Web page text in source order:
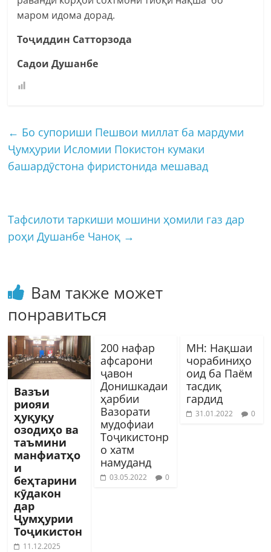
маром идома дорад.
Тоҷиддин Сатторзода
Садои Душанбе
← Бо супориши Пешвои миллат ба мардуми
Ҷумҳурии Исломии Покистон кумаки
башардӯстона фиристонида мешавад
Тафсилоти таркиши мошини ҳомили газ дар
роҳи Душанбе Чаноқ →
Вам также может
понравиться
Вазъи
риояи
ҳуқуқу
озодиҳо ва
таъмини
манфиатҳо
и
беҳтарини
кӯдакон
дар
Ҷумҳурии
Тоҷикистон
11.12.2025
200 нафар
афсарони
ҷавон
Донишкадаи
ҳарбии
Вазорати
мудофиаи
Тоҷикистонр
о хатм
намуданд
03.05.2022 0
МН: Нақшаи
чорабиниҳо
оид ба Паём
тасдиқ
гардид
31.01.2022 0